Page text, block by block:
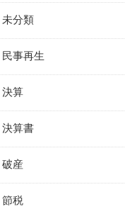
未分類
民事再生
決算
決算書
破産
節税